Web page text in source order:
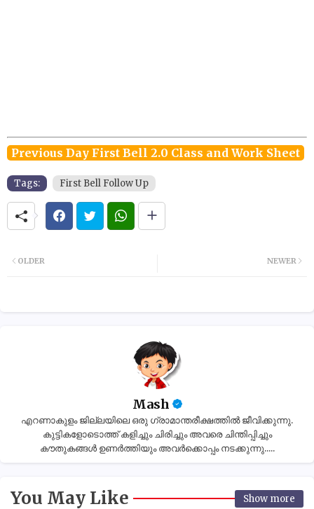
Previous Day First Bell 2.0 Class and Work Sheet
Tags: First Bell Follow Up
NEWER
OLDER
Mash
എറണാകുളം ജില്ലയിലെ ഒരു ഗ്രാമാന്തരീക്ഷത്തിൽ ജീവിക്കുന്നു.
കുട്ടികളോടൊത്ത് കളിച്ചും ചിരിച്ചും അവരെ ചിന്തിപ്പിച്ചും
കൗതുകങ്ങൾ ഉണർത്തിയും അവർക്കൊപ്പം നടക്കുന്നു.....
You May Like Show more